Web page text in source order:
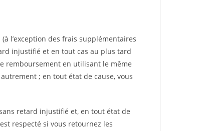
l’exception des frais supplémentaires
injustifié et en tout cas au plus tard
remboursement en utilisant le même
; en tout état de cause, vous
retard injustifié et, en tout état de
respecté si vous retournez les